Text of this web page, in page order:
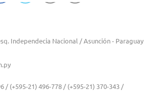
Independecia Nacional / Asunción - Paraguay
/ (+595-21) 496-778 / (+595-21) 370-343 /